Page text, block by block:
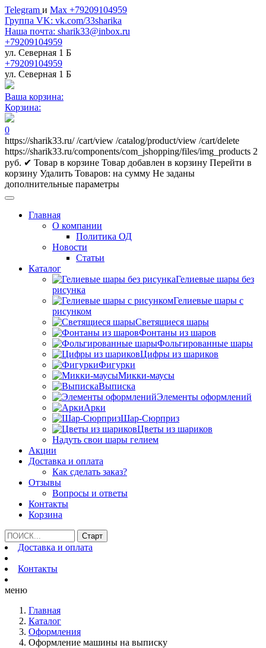
Telegram и Max +79209104959
Группа VK: vk.com/33sharika
Наша почта: sharik33@inbox.ru
+79209104959
ул. Северная 1 Б
+79209104959
ул. Северная 1 Б
Ваша корзина:
Корзина:
0
https://sharik33.ru/ /cart/view /catalog/product/view /cart/delete
https://sharik33.ru/components/com_jshopping/files/img_products 2
руб. ✔ Товар в корзине Товар добавлен в корзину Перейти в
корзину Удалить Товаров: на сумму Не заданы
дополнительные параметры
Главная
О компании
Политика ОД
Новости
Статьи
Каталог
Гелиевые шары без
рисунка
Гелиевые шары с
рисунком
Светящиеся шары
Фонтаны из шаров
Фольгированные шары
Цифры из шариков
Фигурки
Микки-маусы
Выписка
Элементы оформлений
Арки
Шар-Сюрприз
Цветы из шариков
Надуть свои шары гелием
Акции
Доставка и оплата
Как сделать заказ?
Отзывы
Вопросы и ответы
Контакты
Корзина
Доставка и оплата
Контакты
меню
Главная
Каталог
Оформления
Оформление машины на выписку